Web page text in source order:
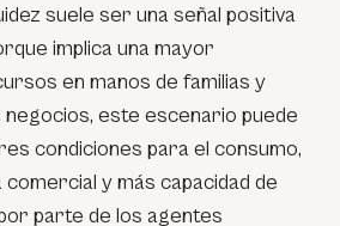
suele ser una señal positiva
implica una mayor
en manos de familias y
este escenario puede
condiciones para el consumo,
y más capacidad de
parte de los agentes